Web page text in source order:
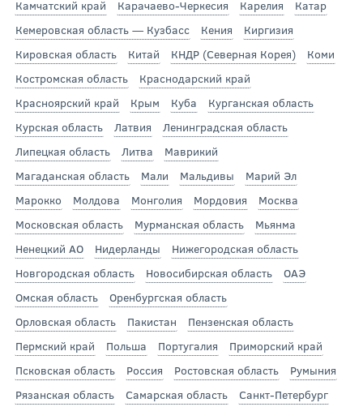
Камчатский край
Карачаево-Черкесия Карелия
Катар
Кемеровская область — Кузбасс
Кения
Киргизия
Кировская область
Китай КНДР (Северная Корея)
Коми
Костромская область
Краснодарский край
Красноярский край
Крым Куба
Курганская область
Курская область
Латвия
Ленинградская область
Липецкая область
Литва
Маврикий
Магаданская область
Мали Мальдивы
Марий Эл
Марокко
Молдова Монголия Мордовия
Москва
Московская область
Мурманская область
Мьянма
Ненецкий АО
Нидерланды
Нижегородская область
Новгородская область
Новосибирская область
ОАЭ
Омская область
Оренбургская область
Орловская область
Пакистан
Пензенская область
Пермский край
Польша Португалия
Приморский край
Псковская область
Россия Ростовская область
Румыния
Рязанская область
Самарская область
Санкт-Петербург